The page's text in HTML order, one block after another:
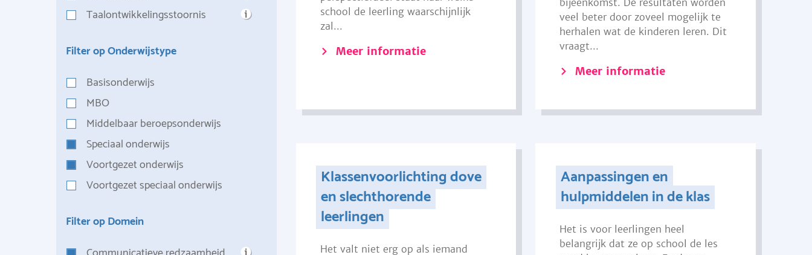
Taalontwikkelingsstoornis
Filter op Onderwijstype
Basisonderwijs
MBO
Middelbaar beroepsonderwijs
Speciaal onderwijs
Voortgezet onderwijs
Voortgezet speciaal onderwijs
Filter op Domein
school de leerling waarschijnlijk
zal...
Meer informatie
bijeenkomst. De resultaten worden
veel beter door zoveel mogelijk te
herhalen wat de kinderen leren. Dit
vraagt...
Meer informatie
Klassenvoorlichting dove
en slechthorende
leerlingen
Het valt niet erg op als iemand
Aanpassingen en
hulpmiddelen in de klas
Het is voor leerlingen heel
belangrijk dat ze op school de les